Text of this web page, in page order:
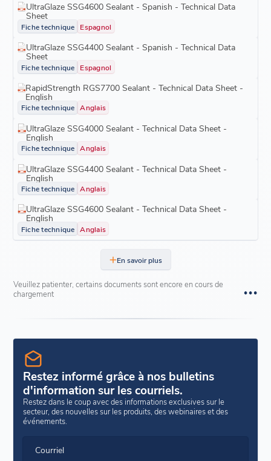
UltraGlaze SSG4600 Sealant - Spanish - Technical Data
Sheet
Fiche technique Espagnol
UltraGlaze SSG4400 Sealant - Spanish - Technical Data
Sheet
Fiche technique Espagnol
RapidStrength RGS7700 Sealant - Technical Data Sheet -
English
Fiche technique Anglais
UltraGlaze SSG4000 Sealant - Technical Data Sheet -
English
Fiche technique Anglais
UltraGlaze SSG4400 Sealant - Technical Data Sheet -
English
Fiche technique Anglais
UltraGlaze SSG4600 Sealant - Technical Data Sheet -
English
Fiche technique Anglais
En savoir plus
Veuillez patienter, certains documents sont encore en cours de
chargement
Restez informé grâce à nos bulletins
d'information sur les courriels.
Restez dans le coup avec des informations exclusives sur le
secteur, des nouvelles sur les produits, des webinaires et des
événements.
Courriel